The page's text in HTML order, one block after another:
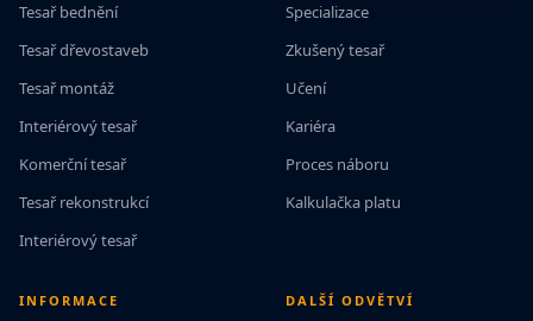
Tesař bednění
Tesař dřevostaveb
Tesař montáž
Interiérový tesař
Komerční tesař
Tesař rekonstrukcí
Interiérový tesař
Specializace
Zkušený tesař
Učení
Kariéra
Proces náboru
Kalkulačka platu
INFORMACE DALŠÍ ODVĚTVÍ